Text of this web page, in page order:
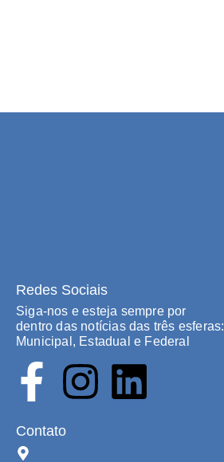
Redes Sociais
Siga-nos e esteja sempre por
dentro das notícias das três esferas:
Municipal, Estadual e Federal
Contato